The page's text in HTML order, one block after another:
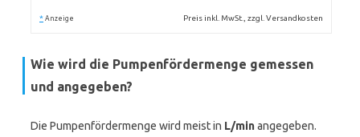
* Anzeige Preis inkl. MwSt., zzgl. Versandkosten
Wie wird die Pumpenfördermenge gemessen
und angegeben?
Die Pumpenfördermenge wird meist in L/minangegeben.